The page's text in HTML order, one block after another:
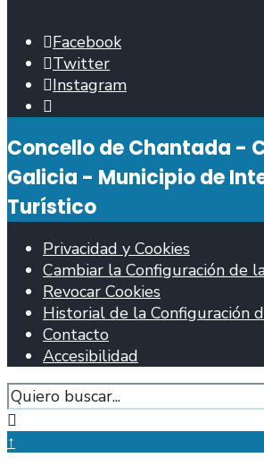
Facebook
Twitter
Instagram
de
búsqueda
Concello de Chantada -
Galicia - Municipio de
Turístico
Privacidad y Cookies
Cambiar la Configuración de
Revocar Cookies
Historial de la Configuración
Contacto
Accesibilidad
Buscar
↑